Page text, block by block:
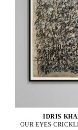
IDRIS
OUR EYES